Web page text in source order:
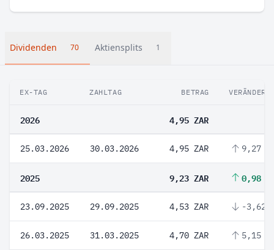
Dividenden 70 Aktiensplits 1
EX-TAG ZAHLTAG BETRAG
2026 4,95 ZAR
25.03.2026 30.03.2026 4,95 ZAR 9,27 %
2025 9,23 ZAR 0,98 %
23.09.2025 29.09.2025 4,53 ZAR -3,62
26.03.2025 31.03.2025 4,70 ZAR 5,15 %